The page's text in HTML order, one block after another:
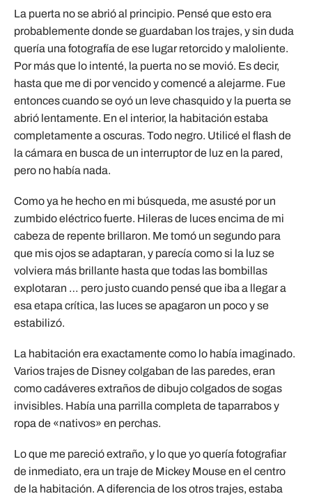
La puerta no se abrió al principio. Pensé que esto era
probablemente donde se guardaban los trajes, y sin duda
quería una fotografía de ese lugar retorcido y maloliente.
Por más que lo intenté, la puerta no se movió. Es decir,
hasta que me di por vencido y comencé a alejarme. Fue
entonces cuando se oyó un leve chasquido y la puerta se
abrió lentamente. En el interior, la habitación estaba
completamente a oscuras. Todo negro. Utilicé el flash de
la cámara en busca de un interruptor de luz en la pared,
pero no había nada.
Como ya he hecho en mi búsqueda, me asusté por un
zumbido eléctrico fuerte. Hileras de luces encima de mi
cabeza de repente brillaron. Me tomó un segundo para
que mis ojos se adaptaran, y parecía como si la luz se
volviera más brillante hasta que todas las bombillas
explotaran … pero justo cuando pensé que iba a llegar a
esa etapa crítica, las luces se apagaron un poco y se
estabilizó.
La habitación era exactamente como lo había imaginado.
Varios trajes de Disney colgaban de las paredes, eran
como cadáveres extraños de dibujo colgados de sogas
invisibles. Había una parrilla completa de taparrabos y
ropa de «nativos» en perchas.
Lo que me pareció extraño, y lo que yo quería fotografiar
de inmediato, era un traje de Mickey Mouse en el centro
de la habitación. A diferencia de los otros trajes, estaba